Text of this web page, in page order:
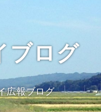
ブログ
広報ブログ